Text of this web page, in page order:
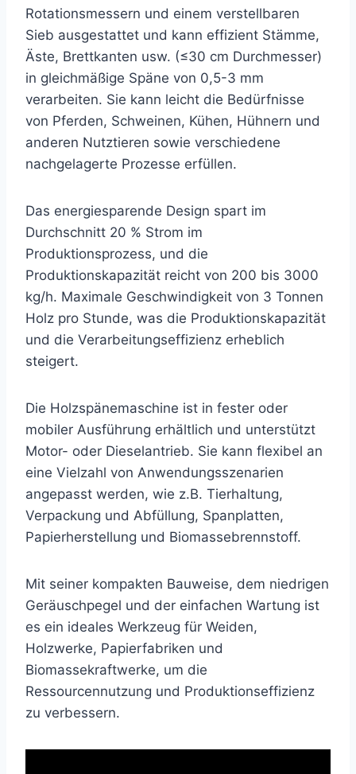
Rotationsmessern und einem verstellbaren
Sieb ausgestattet und kann effizient Stämme,
Äste, Brettkanten usw. (≤30 cm Durchmesser)
in gleichmäßige Späne von 0,5-3 mm
verarbeiten. Sie kann leicht die Bedürfnisse
von Pferden, Schweinen, Kühen, Hühnern und
anderen Nutztieren sowie verschiedene
nachgelagerte Prozesse erfüllen.
Das energiesparende Design spart im
Durchschnitt 20 % Strom im
Produktionsprozess, und die
Produktionskapazität reicht von 200 bis 3000
kg/h. Maximale Geschwindigkeit von 3 Tonnen
Holz pro Stunde, was die Produktionskapazität
und die Verarbeitungseffizienz erheblich
steigert.
Die Holzspänemaschine ist in fester oder
mobiler Ausführung erhältlich und unterstützt
Motor- oder Dieselantrieb. Sie kann flexibel an
eine Vielzahl von Anwendungsszenarien
angepasst werden, wie z.B. Tierhaltung,
Verpackung und Abfüllung, Spanplatten,
Papierherstellung und Biomassebrennstoff.
Mit seiner kompakten Bauweise, dem niedrigen
Geräuschpegel und der einfachen Wartung ist
es ein ideales Werkzeug für Weiden,
Holzwerke, Papierfabriken und
Biomassekraftwerke, um die
Ressourcennutzung und Produktionseffizienz
zu verbessern.